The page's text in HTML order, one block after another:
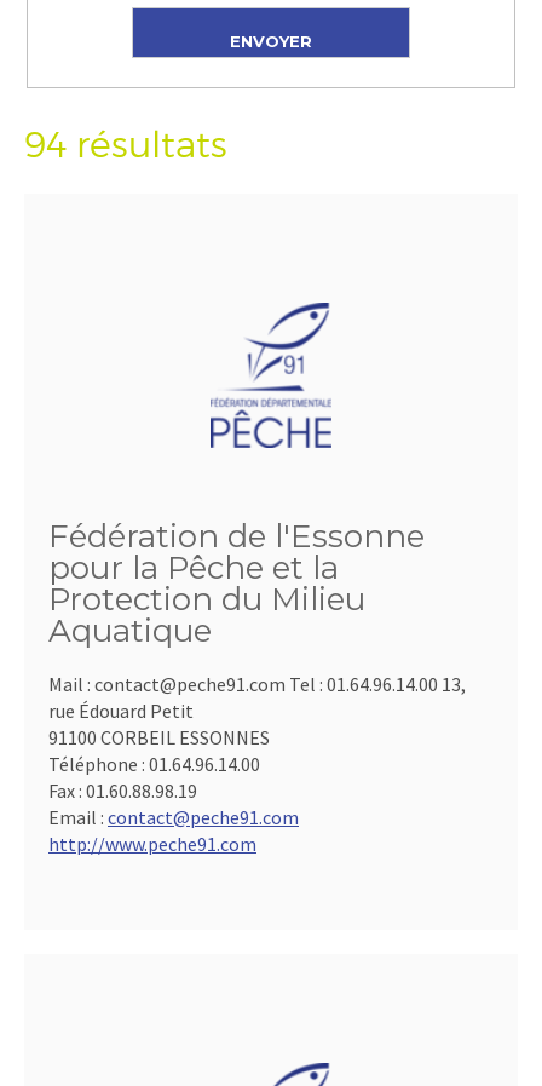
94 résultats
Fédération de l'Essonne
pour la Pêche et la
Protection du Milieu
Aquatique
Mail : contact@peche91.com Tel : 01.64.96.14.00 13,
rue Édouard Petit
91100 CORBEIL ESSONNES
Téléphone : 01.64.96.14.00
Fax : 01.60.88.98.19
Email : contact@peche91.com
http://www.peche91.com